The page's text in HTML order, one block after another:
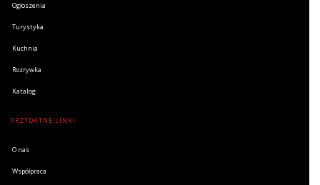
Ogłoszenia
Turystyka
Kuchnia
Rozrywka
Katalog
PRZYDATNE LINKI
O nas
Współpraca